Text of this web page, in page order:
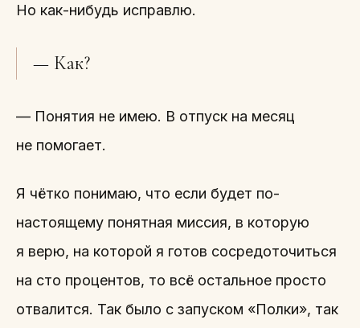
Но как-нибудь исправлю.
— Как?
— Понятия не имею. В отпуск на месяц
не помогает.
Я чётко понимаю, что если будет по-
настоящему понятная миссия, в которую
я верю, на которой я готов сосредоточиться
на сто процентов, то всё остальное просто
отвалится. Так было с запуском «Полки», так